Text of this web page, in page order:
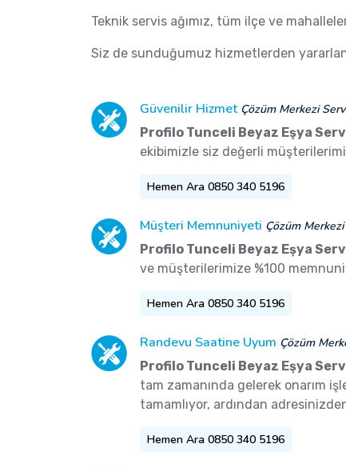
Teknik servis ağımız, tüm ilçe ve
Siz de sunduğumuz hizmetlerden
Güvenilir Hizmet Çözüm Merkezi
Profilo Tunceli Beyaz Eşya
ekibimizle siz değerli
Hemen Ara 0850 340 5196
Müşteri Memnuniyeti Çözüm
Profilo Tunceli Beyaz Eşya
ve müşterilerimize %100
Hemen Ara 0850 340 5196
Randevu Saatine Uyum Çözüm
Profilo Tunceli Beyaz Eşya
tam zamanında gelerek onarım
tamamlıyor, ardından
Hemen Ara 0850 340 5196